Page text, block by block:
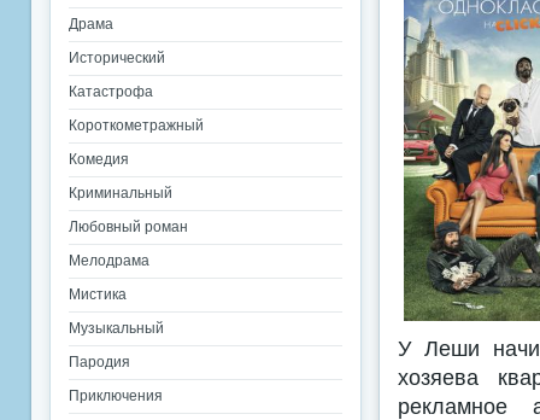
У Леши
хозяева
рекламное
Драма
Исторический
Катастрофа
Короткометражный
Комедия
Криминальный
Любовный роман
Мелодрама
Мистика
Музыкальный
Пародия
Приключения